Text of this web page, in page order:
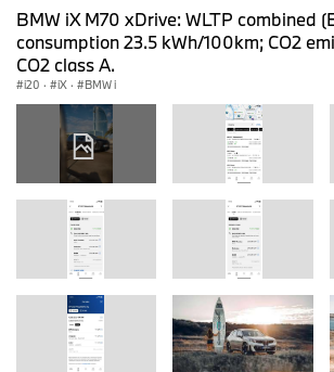
BMW iX M70 xDrive: WLTP combined
consumption 23.5 kWh/100km; CO2
CO2 class A.
i20 · iX · BMW i